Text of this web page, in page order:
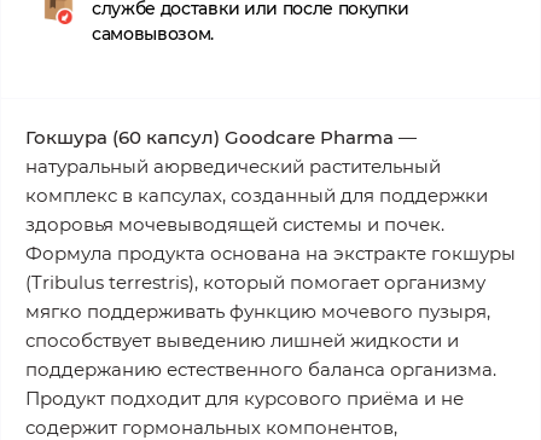
службе доставки или после покупки
самовывозом.
Гокшура (60 капсул) Goodcare Pharma —
натуральный аюрведический растительный
комплекс в капсулах, созданный для поддержки
здоровья мочевыводящей системы и почек.
Формула продукта основана на экстракте гокшуры
(Tribulus terrestris), который помогает организму
мягко поддерживать функцию мочевого пузыря,
способствует выведению лишней жидкости и
поддержанию естественного баланса организма.
Продукт подходит для курсового приёма и не
содержит гормональных компонентов,